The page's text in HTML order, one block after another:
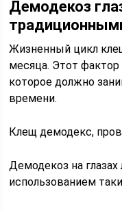
Демодекоз
Жизненный цикл
месяца. Этот
которое должно
времени.
Клещ демодекс,
Демодекоз на
использованием